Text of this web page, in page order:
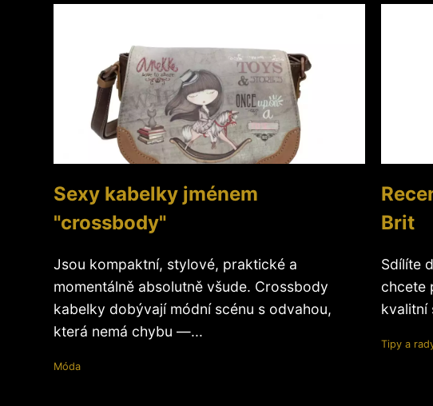
Sexy kabelky jménem
"crossbody"
Jsou kompaktní, stylové, praktické a
momentálně absolutně všude. Crossbody
kabelky dobývají módní scénu s odvahou,
která nemá chybu —...
Móda
Brit
Sdílíte
chcete
kvalitní
Tipy a